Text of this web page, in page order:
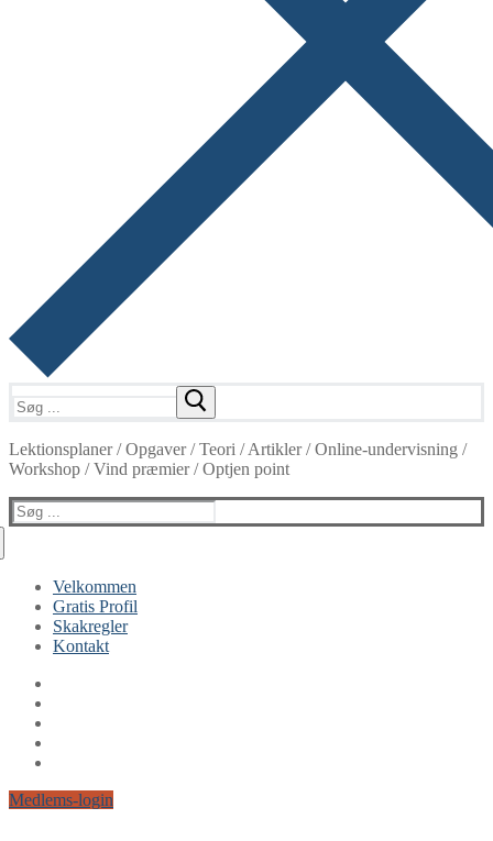
efter:
Lektionsplaner / Opgaver / Teori / Artikler / Online-undervisning /
Workshop / Vind præmier / Optjen point
Søg
efter:
Velkommen
Gratis Profil
Skakregler
Kontakt
Medlems-login